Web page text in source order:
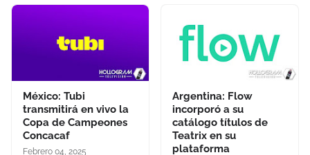
México: Tubi
transmitirá en vivo la
Copa de Campeones
Concacaf
Febrero 04, 2025
Argentina: Flow
incorporó a su
catálogo títulos de
Teatrix en su
plataforma